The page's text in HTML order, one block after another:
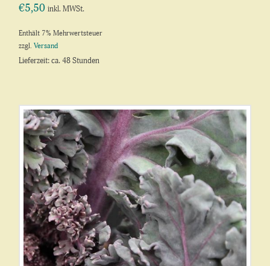
€5,50 inkl. MWSt.
Enthält 7% Mehrwertsteuer
zzgl.Versand
Lieferzeit: ca. 48 Stunden